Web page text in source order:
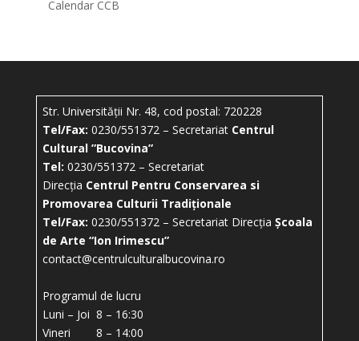
Calendar CCB
Str. Universității Nr. 48, cod postal: 720228
Tel/Fax: 0230/551372 – Secretariat Centrul
Cultural ”Bucovina”
Tel: 0230/551372 – Secretariat
Direcția Centrul Pentru Conservarea si
Promovarea Culturii Tradiționale
Tel/Fax: 0230/551372 – Secretariat Direcția Școala
de Arte “Ion Irimescu”
contact@centrulculturalbucovina.ro
Programul de lucru
Luni – Joi 8 – 16:30
Vineri 8 – 14:00